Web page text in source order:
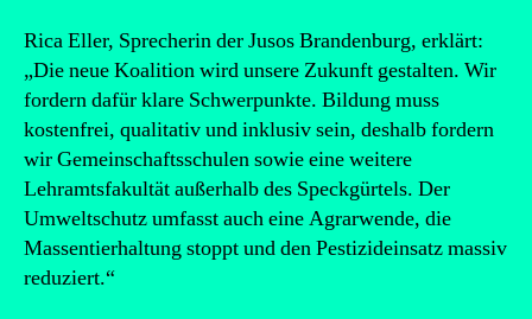
Rica Eller, Sprecherin der Jusos Brandenburg, erklärt:
„Die neue Koalition wird unsere Zukunft gestalten. Wir
fordern dafür klare Schwerpunkte. Bildung muss
kostenfrei, qualitativ und inklusiv sein, deshalb fordern
wir Gemeinschaftsschulen sowie eine weitere
Lehramtsfakultät außerhalb des Speckgürtels. Der
Umweltschutz umfasst auch eine Agrarwende, die
Massentierhaltung stoppt und den Pestizideinsatz massiv
reduziert.“